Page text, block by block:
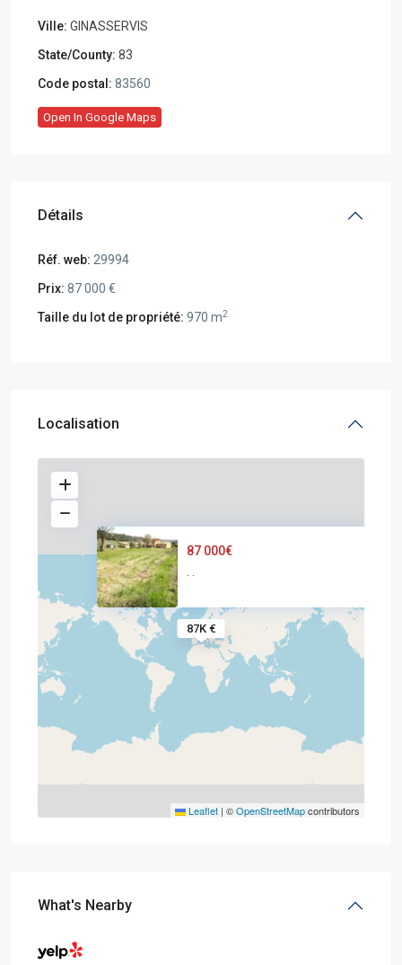
Ville: GINASSERVIS
State/County: 83
Code postal: 83560
Open In Google Maps
Détails
Réf. web: 29994
Prix: 87 000 €
Taille du lot de propriété: 970 m2
Localisation
87K €
87 000€
· ·
Leaflet | ©OpenStreetMapcontributors
What's Nearby